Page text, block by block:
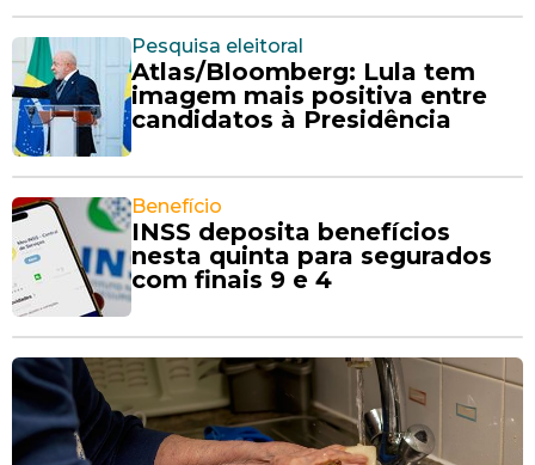
Pesquisa eleitoral
Atlas/Bloomberg: Lula tem
imagem mais positiva entre
candidatos à Presidência
Benefício
INSS deposita benefícios
nesta quinta para segurados
com finais 9 e 4